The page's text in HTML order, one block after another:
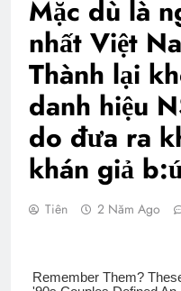
Mặc dù là
nhất Việt
Thành lại
danh hiệu
do đưa ra
khán giả
Tiên 2 Năm Ago